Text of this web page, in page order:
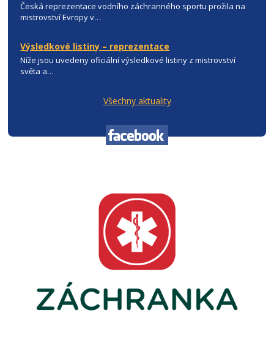
Česká reprezentace vodního záchranného sportu prožila na
mistrovství Evropy v…
Výsledkové listiny – reprezentace
Níže jsou uvedeny oficiální výsledkové listiny z mistrovství
světa a…
Všechny aktuality